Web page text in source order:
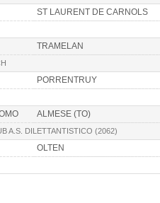
ST LAURENT DE CARNOLS
TRAMELAN
PORRENTRUY
ALMESE (TO)
A.S. DILETTANTISTICO (2062)
OLTEN